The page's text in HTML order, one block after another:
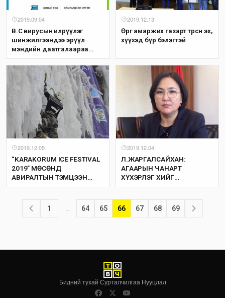
2019.09.04
В.С вирусын илрүүлэг
шинжилгээндээ эрүүл
мэндийн даатгалаараа
хамрагдаарай
2019.12.13
Өргөө амаржих газарт төрсөн эх,
хүүхэд бүр бэлэгтэй
2019.12.05
“KARAKORUM ICE FESTIVAL
2019” МӨСӨНД
АВИРАЛТЫН ТЭМЦЭЭН
ОРХОНЫ ХҮРХРЭЭНД
2019.12.04
Л.ЖАРГАЛСАЙХАН:
АГААРЫН ЧАНАРТ
ХҮХЭРЛЭГ ХИЙГ
НЭМЭГДҮҮЛЖ БУЙ
ТҮЛШТЭЙ ТЭМЦЭХ
ХЭРЭГТЭЙ
1 … 64 65 66 67 68 69
Бидний тухай·Сурталчилгаа·Нууцлал